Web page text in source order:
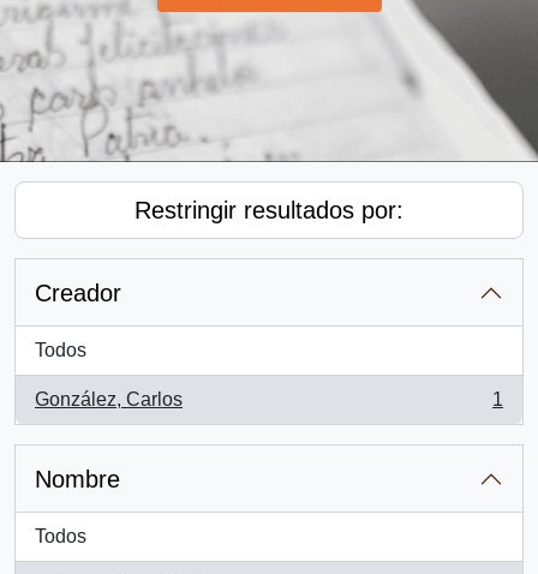
Restringir resultados por:
Creador
Todos
González, Carlos
, 1 resultados
1
Nombre
Todos